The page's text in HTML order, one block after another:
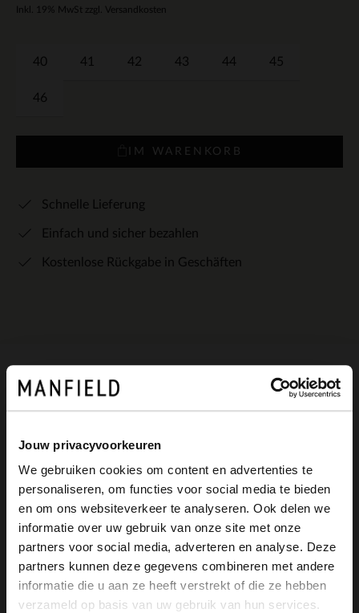
Jouw privacyvoorkeuren
We gebruiken cookies om content en advertenties te
personaliseren, om functies voor social media te bieden
en om ons websiteverkeer te analyseren. Ook delen we
informatie over uw gebruik van onze site met onze
partners voor social media, adverteren en analyse. Deze
partners kunnen deze gegevens combineren met andere
informatie die u aan ze heeft verstrekt of die ze hebben
verzameld op basis van uw gebruik van hun services.
Inkl. 19% MwSt zzgl. Versandkosten
40 41 42 43 44 45
46
IM WARENKORB
Schnelle Lieferung
Einfach und sicher bezahlen
Kostenlose Rückgabe in Geschäften
Produktbeschreibung
Schwarze Chelsea Boots der Marke
Manfield. Die Schuhe sind aus Leder
gearbeitet. Wir empfehlen das Material
mit dem Carbon Pro-Spray von Collonil zu
pflegen, sodass Sie lange Freude an den
×
View this website in English?
It looks like your language isn't Dutch. Would
you like to switch to English?